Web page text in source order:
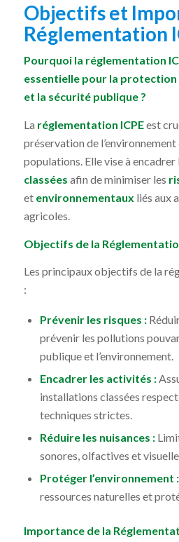
Objectifs et
Réglementation
Pourquoi la réglementation
essentielle pour la protection
et la sécurité publique ?
La réglementation ICPEest
préservation de
populations. Elle vise à encadrer
classées afin de minimiser les
et environnementaux liés aux
agricoles.
Objectifs de la
Les principaux objectifs de la
:
Prévenir les risques :
prévenir les pollutions
publique et l’environnement.
Encadrer les activités :
installations classées
techniques strictes.
Réduire les nuisances :
sonores, olfactives et
Protéger l’environnement :
ressources naturelles et
Importance de la